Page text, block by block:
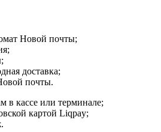
Новой почты;
доставка;
почты.
в кассе или терминале;
картой Liqpay;